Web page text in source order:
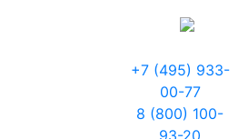
+7 (495) 933-
00-77
8 (800) 100-
93-20